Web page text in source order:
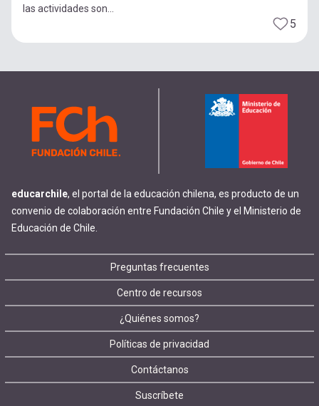
las actividades son...
5
educarchile, el portal de la educación chilena, es producto de un
convenio de colaboración entre Fundación Chile y el Ministerio de
Educación de Chile.
Footer
menu
Preguntas frecuentes
Centro de recursos
¿Quiénes somos?
Políticas de privacidad
Contáctanos
Suscríbete